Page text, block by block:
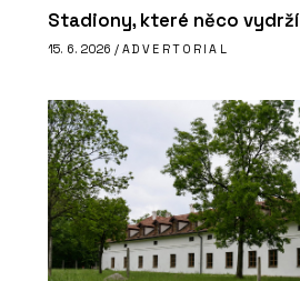
Stadiony, které něco vydrží
15. 6. 2026 / ADVERTORIAL